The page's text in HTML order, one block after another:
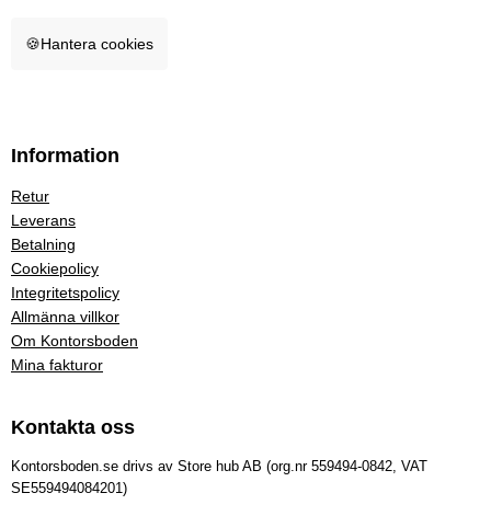
🍪Hantera cookies
Information
Retur
Leverans
Betalning
Cookiepolicy
Integritetspolicy
Allmänna villkor
Om Kontorsboden
Mina fakturor
Kontakta oss
Kontorsboden.se drivs av Store hub AB (org.nr 559494-0842, VAT
SE559494084201)